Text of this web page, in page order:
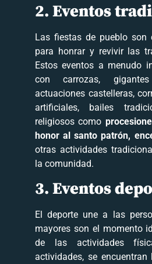
2. Eventos
Las fiestas de pueblo son
para honrar y revivir las
Estos eventos a menudo
con carrozas,
actuaciones castelleras,
artificiales, bailes
religiosos como
honor al santo patrón,
otras actividades
la comunidad.
3. Eventos
El deporte une a las
mayores son el momento
de las actividades
actividades, se encuentran